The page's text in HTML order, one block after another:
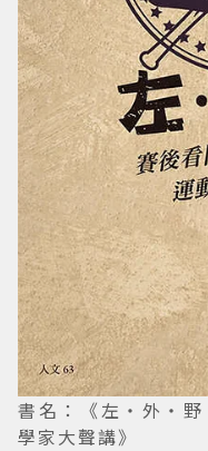
書名：《左‧外‧野
學家大聲講》